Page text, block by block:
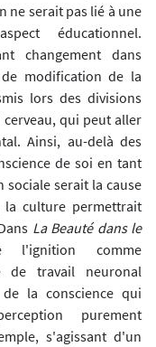
ne serait pas lié à une
éducationnel.
changement dans
modification de la
lors des divisions
qui peut aller
Ainsi, au-delà des
de soi en tant
serait la cause
la culture permettrait
La Beauté dans le
l'ignition comme
de travail neuronal
la conscience qui
purement
s'agissant d'un